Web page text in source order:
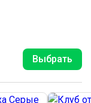
Выбрать